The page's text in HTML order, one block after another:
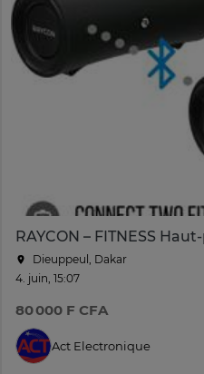
Dieuppeul, Dakar
4. juin, 15:07
80 000 F CFA
Act Electronique